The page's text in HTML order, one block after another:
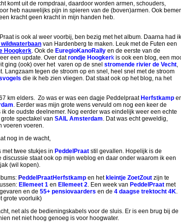
komt uit de rompdraai, daardoor worden armen, schouders,
heb nauwelijks pijn in spieren van de (boven)armen. Ook
kracht geen kracht in mijn handen heb.
is ook al weer voorbij, ben bezig met het album. Daarna had ik
van Hardenberg te maken. Leuk met de Futen een
Hoogkerk. Ook de EuregioKanoRally en de eerste van de
een update. Over datrondje Hoogkerk is ook een blog, een
ging (ook) over het varen op de snel stromende rivier de Vecht,
Langzaam tegen de stroom op en snel, heel snel met de stroom
die ik heb zien vliegen. Dat staat ook op het blog, na het
km elders. Zo was er was een dagje Peddelpraat Herfstkamp
. Eerder was mijn grote wens vervuld om nog een keer de
ik de oudste deelnemer. Nog eerder was eindelijk weer een echte
spectakel van SAIL Amsterdam. Dat was echt geweldig,
voeren voeren.
nog in de wacht,
twee stukjes in PeddelPraat stil gevallen. Hopelijk is de
staat ook op mijn weblog en daar onder waarom ik een
(wil kopen).
PeddelPraatHerfstkamp en het kleintje ZoetZout zijn te
Ellemeet 1 en Ellemeet 2. Een week van PeddelPraat met
gevaren en de 55+ pensiovaarders en de 4 daagse trektocht 4K.
grote voorluik)
net als de bedieningskabels voor de sluis. Er is een brug bij de
net niet hoog genoeg is voor hoogwater.